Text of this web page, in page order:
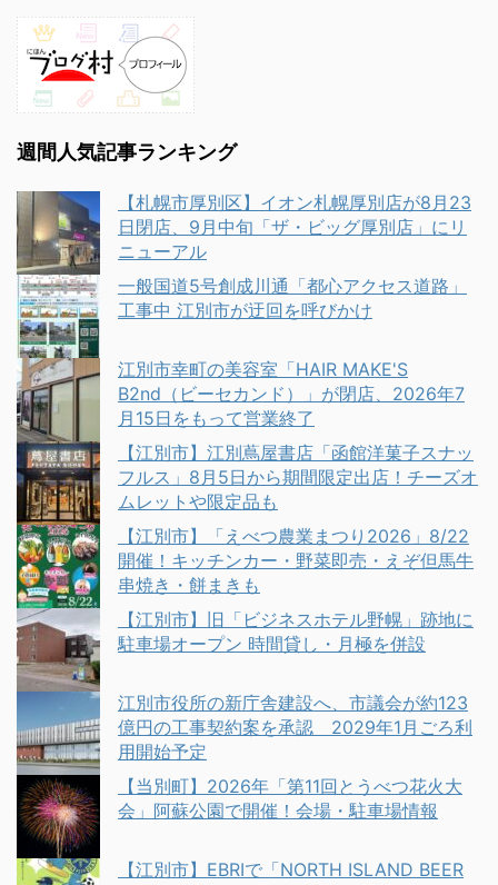
週間人気記事ランキング
【札幌市厚別区】イオン札幌厚別店が8月23
日閉店、9月中旬「ザ・ビッグ厚別店」にリ
ニューアル
一般国道5号創成川通「都心アクセス道路」
工事中 江別市が迂回を呼びかけ
江別市幸町の美容室「HAIR MAKE'S
B2nd（ビーセカンド）」が閉店、2026年7
月15日をもって営業終了
【江別市】江別蔦屋書店「函館洋菓子スナッ
フルス」8月5日から期間限定出店！チーズオ
ムレットや限定品も
【江別市】「えべつ農業まつり2026」8/22
開催！キッチンカー・野菜即売・えぞ但馬牛
串焼き・餅まきも
【江別市】旧「ビジネスホテル野幌」跡地に
駐車場オープン 時間貸し・月極を併設
江別市役所の新庁舎建設へ、市議会が約123
億円の工事契約案を承認 2029年1月ごろ利
用開始予定
【当別町】2026年「第11回とうべつ花火大
会」阿蘇公園で開催！会場・駐車場情報
【江別市】EBRIで「NORTH ISLAND BEER